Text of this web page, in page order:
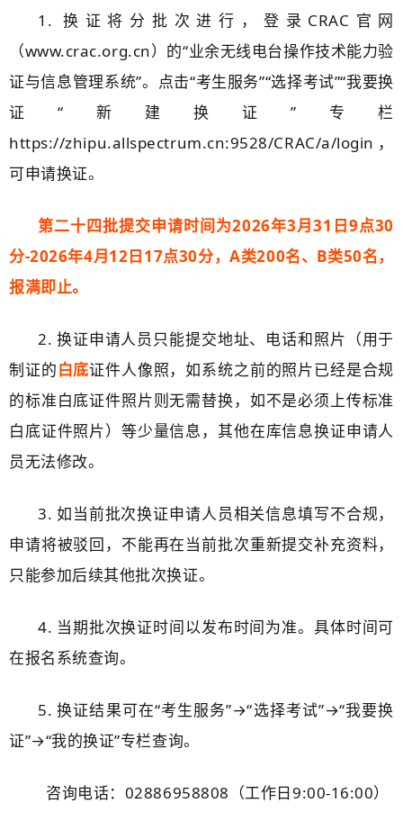
1. 换证将分批次进行，登录CRAC官网
（www.crac.org.cn）的“业余无线电台操作技术能力验
证与信息管理系统”。点击“考生服务”“选择考试”“我要换
证“新建换证”专栏
https://zhipu.allspectrum.cn:9528/CRAC/a/login ，
可申请换证。
第二十四批提交申请时间为2026年3月31日9点30
分-2026年4月12日17点30分，A类200名、B类50名，
报满即止。
2. 换证申请人员只能提交地址、电话和照片（用于
制证的白底证件人像照，如系统之前的照片已经是合规
的标准白底证件照片则无需替换，如不是必须上传标准
白底证件照片）等少量信息，其他在库信息换证申请人
员无法修改。
3. 如当前批次换证申请人员相关信息填写不合规，
申请将被驳回，不能再在当前批次重新提交补充资料，
只能参加后续其他批次换证。
4. 当期批次换证时间以发布时间为准。具体时间可
在报名系统查询。
5. 换证结果可在“考生服务”→“选择考试”→“我要换
证”→“我的换证”专栏查询。
咨询电话：02886958808（工作日9:00-16:00）